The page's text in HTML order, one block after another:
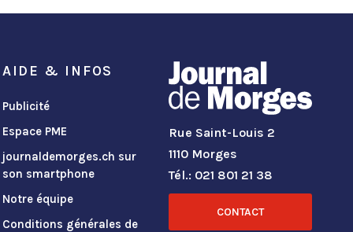
AIDE & INFOS
Publicité
Espace PME
journaldemorges.ch sur
son smartphone
Notre équipe
Conditions générales de
Rue Saint-Louis 2
1110 Morges
Tél.: 021 801 21 38
CONTACT